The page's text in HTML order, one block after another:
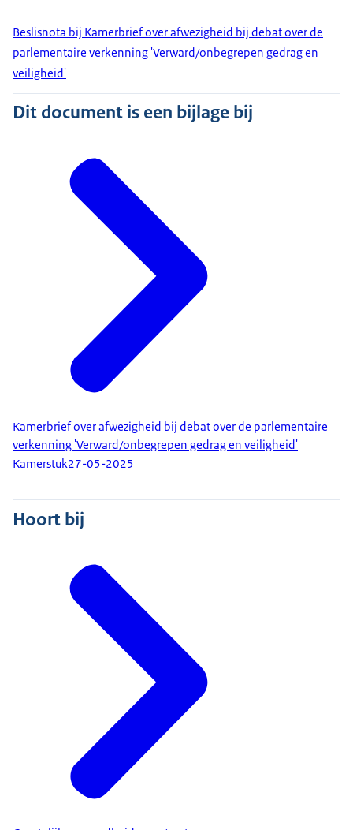
Beslisnota bij Kamerbrief over afwezigheid bij debat over de
parlementaire verkenning 'Verward/onbegrepen gedrag en
veiligheid'
Dit document is een bijlage bij
Kamerbrief over afwezigheid bij debat over de parlementaire
verkenning 'Verward/onbegrepen gedrag en veiligheid'
Kamerstuk27-05-2025
Hoort bij